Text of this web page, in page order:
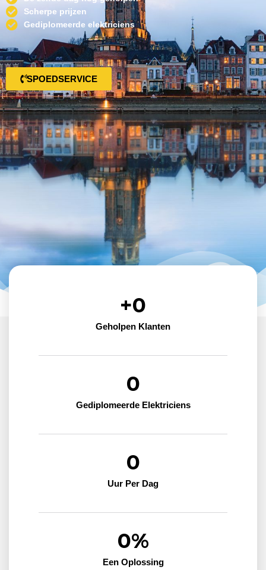
Scherpe prijzen
Gediplomeerde elektriciens
SPOEDSERVICE
Geholpen Klanten
+0
Gediplomeerde Elektriciens
0
Uur Per Dag
0
Een Oplossing
0%